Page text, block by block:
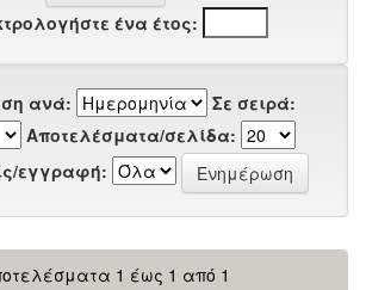
ένα έτος:
ανά:
Σε σειρά:
Αποτελέσματα/σελίδα:
εγγραφή:
1 έως 1 από 1